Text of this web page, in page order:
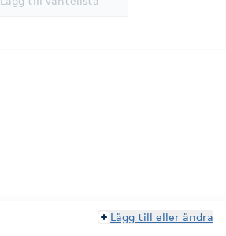
Lägg till eller ändra